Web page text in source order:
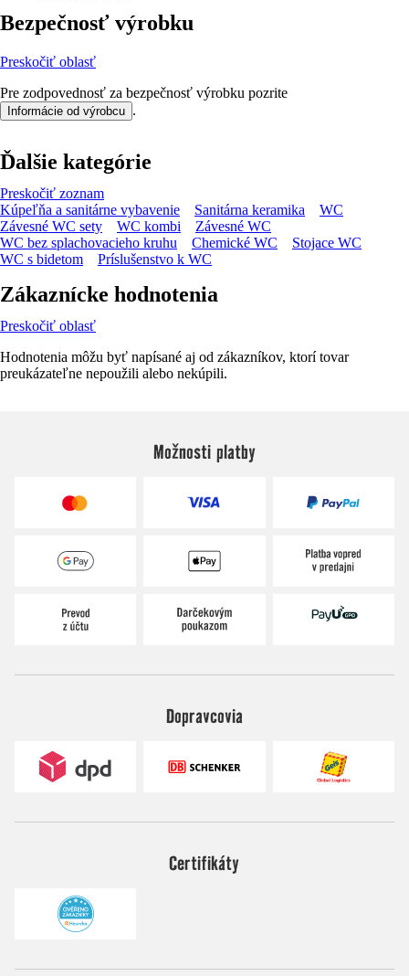
Bezpečnosť výrobku
Preskočiť oblasť
Pre zodpovednosť za bezpečnosť výrobku pozrite
Informácie od výrobcu .
Ďalšie kategórie
Preskočiť zoznam
Kúpeľňa a sanitárne vybavenie
Sanitárna keramika
WC
Závesné WC sety
WC kombi
Závesné WC
WC bez splachovacieho kruhu
Chemické WC
Stojace WC
WC s bidetom
Príslušenstvo k WC
Zákaznícke hodnotenia
Preskočiť oblasť
Hodnotenia môžu byť napísané aj od zákazníkov, ktorí tovar
preukázateľne nepoužili alebo nekúpili.
Možnosti platby
Dopravcovia
Certifikáty